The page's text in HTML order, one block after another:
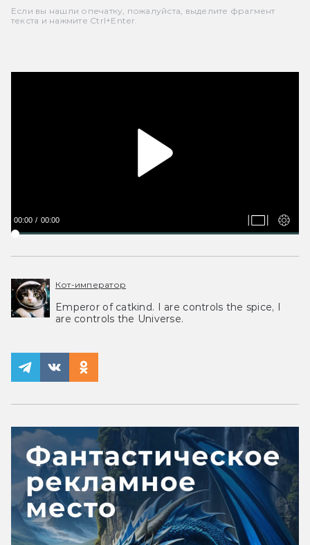
Если вы нашли опечатку, пожалуйста, выделите фрагмент
текста и нажмите Ctrl+Enter.
00:00 00:00
Кот-император
Emperor of catkind. I are controls the spice, I
are controls the Universe.